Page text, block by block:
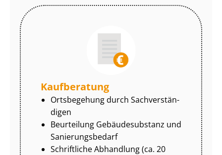
Kaufberatung
Ortsbegehung durch Sach­ver­stän­
di­gen
Beurteilung Gebäudesubstanz und
Sa­nie­rungs­be­darf
Schriftliche Abhandlung (ca. 20